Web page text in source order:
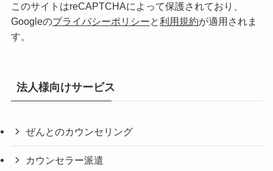
このサイトはreCAPTCHAによって保護されており、
Googleのプライバシーポリシーと利用規約が適用されま
す。
法人様向けサービス
ぜんとのカウンセリング
カウンセラー派遣